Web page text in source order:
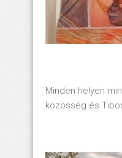
Minden helyen
közösség és